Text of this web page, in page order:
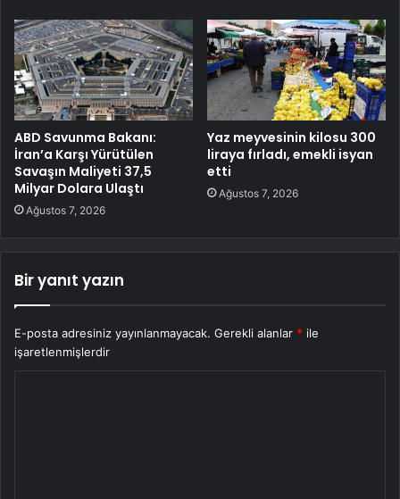
ABD Savunma Bakanı:
İran’a Karşı Yürütülen
Savaşın Maliyeti 37,5
Milyar Dolara Ulaştı
Ağustos 7, 2026
Yaz meyvesinin kilosu 300
liraya fırladı, emekli isyan
etti
Ağustos 7, 2026
Bir yanıt yazın
E-posta adresiniz yayınlanmayacak. Gerekli alanlar * ile
işaretlenmişlerdir